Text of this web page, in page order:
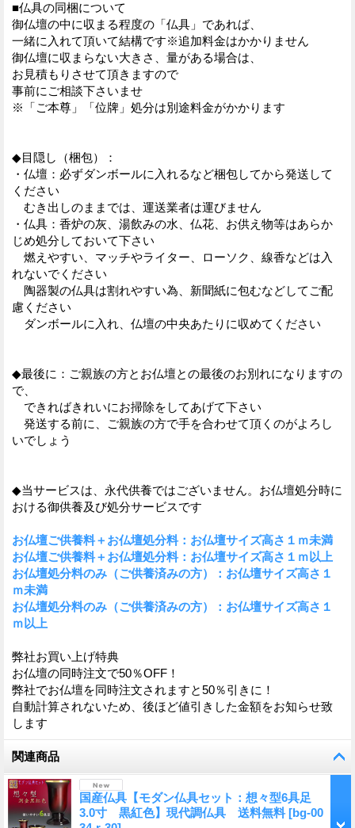
■仏具の同梱について
御仏壇の中に収まる程度の「仏具」であれば、
一緒に入れて頂いて結構です※追加料金はかかりません
御仏壇に収まらない大きさ、量がある場合は、
お見積もりさせて頂きますので
事前にご相談下さいませ
※「ご本尊」「位牌」処分は別途料金がかかります
◆目隠し（梱包）：
・仏壇：必ずダンボールに入れるなど梱包してから発送して
ください
むき出しのままでは、運送業者は運びません
・仏具：香炉の灰、湯飲みの水、仏花、お供え物等はあらか
じめ処分しておいて下さい
燃えやすい、マッチやライター、ローソク、線香などは入
れないでください
陶器製の仏具は割れやすい為、新聞紙に包むなどしてご配
慮ください
ダンボールに入れ、仏壇の中央あたりに収めてください
◆最後に：ご親族の方とお仏壇との最後のお別れになりますの
で、
できればきれいにお掃除をしてあげて下さい
発送する前に、ご親族の方で手を合わせて頂くのがよろし
いでしょう
◆当サービスは、永代供養ではございません。お仏壇処分時に
おける御供養及び処分サービスです
お仏壇ご供養料＋お仏壇処分料：お仏壇サイズ高さ１ｍ未満
お仏壇ご供養料＋お仏壇処分料：お仏壇サイズ高さ１ｍ以上
お仏壇処分料のみ（ご供養済みの方）：お仏壇サイズ高さ１
ｍ未満
お仏壇処分料のみ（ご供養済みの方）：お仏壇サイズ高さ１
ｍ以上
弊社お買い上げ特典
お仏壇の同時注文で50％OFF！
弊社でお仏壇を同時注文されますと50％引きに！
自動計算されないため、後ほど値引きした金額をお知らせ致
します
関連商品
国産仏具【モダン仏具セット：想々型6具足
3.0寸 黒紅色】現代調仏具 送料無料 [bg-00